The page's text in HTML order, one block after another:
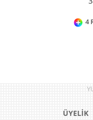
4
ÜYELİK